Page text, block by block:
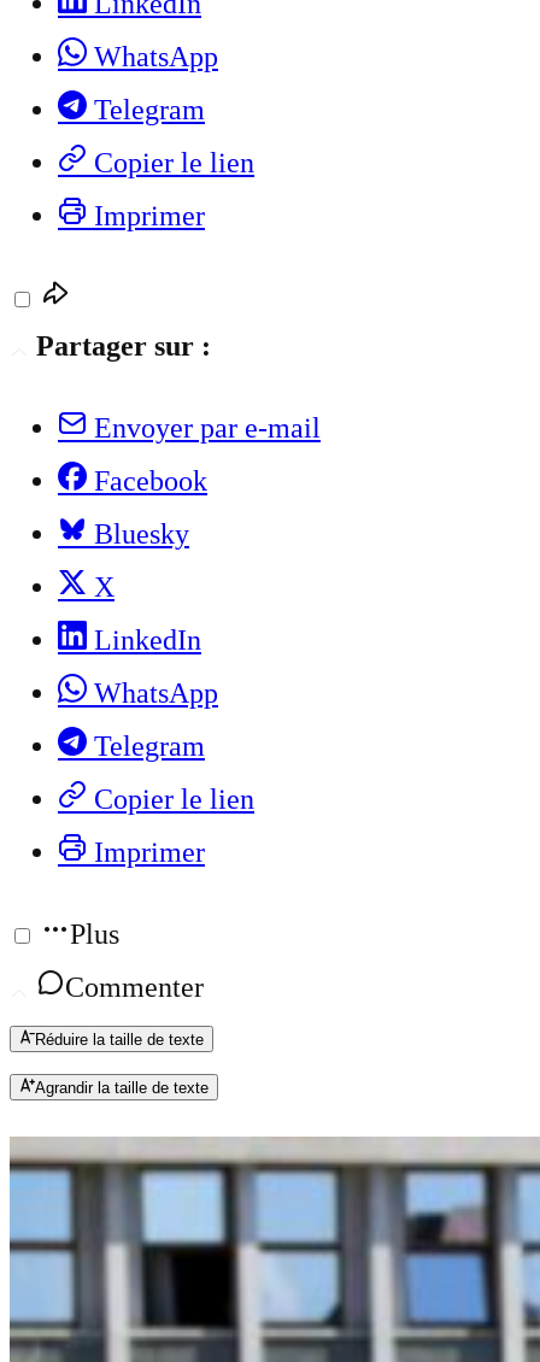
WhatsApp
Telegram
Copier le lien
Imprimer
Partager sur :
Envoyer par e-mail
Facebook
Bluesky
X
LinkedIn
WhatsApp
Telegram
Copier le lien
Imprimer
Plus
Commenter
Réduire la taille de texte
Agrandir la taille de texte